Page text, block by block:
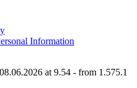
Information
at 9.54 - from 1.575.1